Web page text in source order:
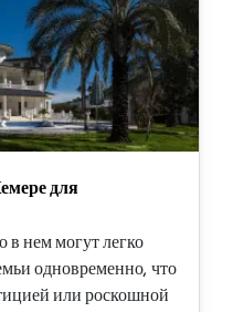
для
в нем могут легко
одновременно, что
или роскошной